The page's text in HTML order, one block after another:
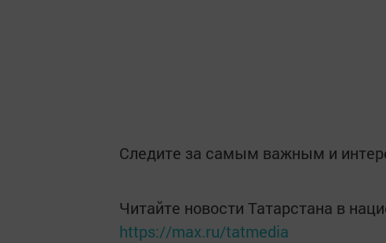
Следите за самым важным и
Читайте новости Татарстана в
https://max.ru/tatmedia